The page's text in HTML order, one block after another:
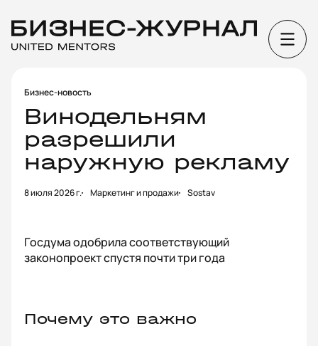
Бизнес-новость
Винодельням
разрешили
наружную рекламу
8 июля 2026 г. Маркетинг и продажи Sostav
Госдума одобрила соответствующий
законопроект спустя почти три года
Почему это важно